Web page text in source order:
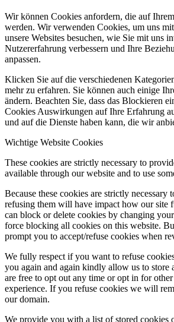
Wir können Cookies anfordern, die auf
werden. Wir verwenden Cookies, um uns
unsere Websites besuchen, wie Sie mit uns
Nutzererfahrung verbessern und Ihre
anpassen.
Klicken Sie auf die verschiedenen
mehr zu erfahren. Sie können auch einige
ändern. Beachten Sie, dass das Blockieren
Cookies Auswirkungen auf Ihre Erfahrung
und auf die Dienste haben kann, die wir
Wichtige Website Cookies
These cookies are strictly necessary to
available through our website and to use
Because these cookies are strictly necessary
refusing them will have impact how our site
can block or delete cookies by changing
force blocking all cookies on this website.
prompt you to accept/refuse cookies when
We fully respect if you want to refuse
you again and again kindly allow us to store
are free to opt out any time or opt in for
experience. If you refuse cookies we will
our domain.
We provide you with a list of stored cookies